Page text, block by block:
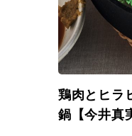
鶏肉とヒラ
鍋【今井真